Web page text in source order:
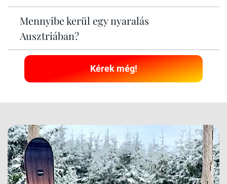
Mennyibe kerül egy nyaralás
Ausztriában?
Kérek még!